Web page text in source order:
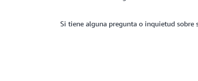
Si tiene alguna pregunta o inquietud sobre